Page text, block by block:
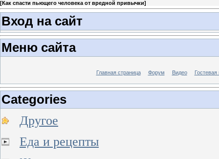
[Как спасти пьющего человека от вредной привычки]
Вход на сайт
Меню сайта
Главная страница Форум Видео Гостевая
Categories
Другое
Еда и рецепты